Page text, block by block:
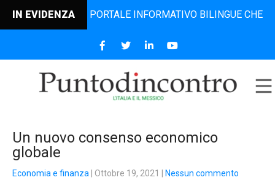
IN EVIDENZAIL PORTALE INFORMATIVO BILINGUE CHE DAL
Un nuovo consenso economico
globale
Economia e finanza | Ottobre 19, 2021 Nessun commento